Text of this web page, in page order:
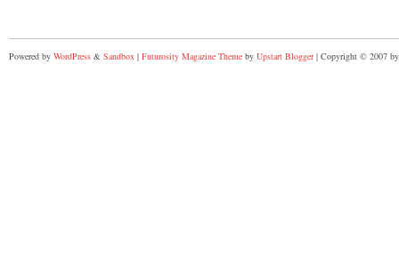
Powered by WordPress & Sandbox | Futurosity Magazine Theme by Upstart Blogger| Copyright © 2007 by